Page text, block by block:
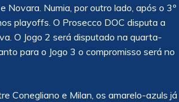
Numia, por outro lado, após o 3º
playoffs. O Prosecco DOC disputa a
O Jogo 2 será disputado na quarta-
para o Jogo 3 o compromisso será no
Conegliano e Milan, os amarelo-azuls já